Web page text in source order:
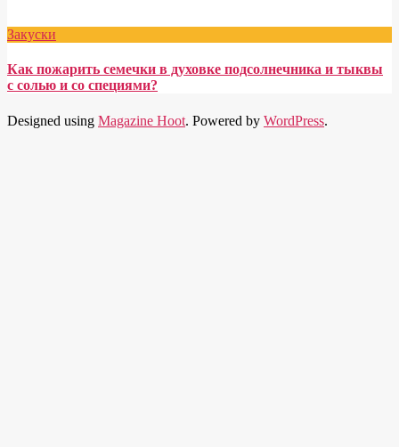
Закуски
Как пожарить семечки в духовке подсолнечника и тыквы
с солью и со специями?
Designed using Magazine Hoot. Powered by WordPress.